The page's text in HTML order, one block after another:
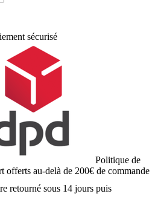
sécurisé
Politique de
offerts au-delà de 200€ de commande
retourné sous 14 jours puis